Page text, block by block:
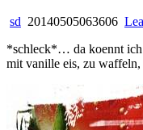
sd 20140505063606
*schleck*… da koennt ich
mit vanille eis, zu